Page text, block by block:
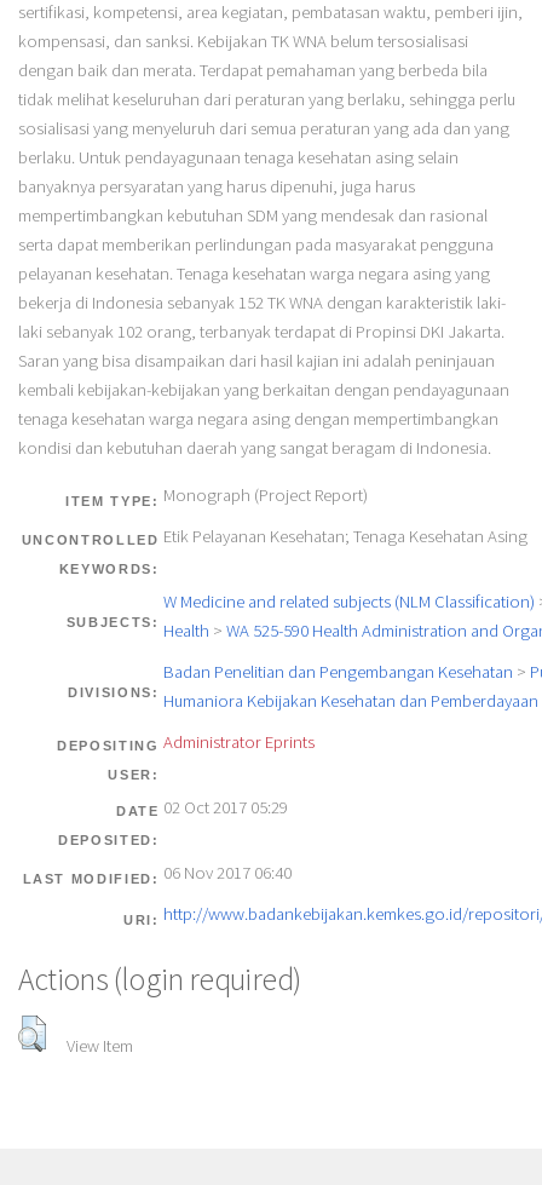
sertifikasi, kompetensi, area kegiatan, pembatasan waktu, pemberi ijin,
kompensasi, dan sanksi. Kebijakan TK WNA belum tersosialisasi
dengan baik dan merata. Terdapat pemahaman yang berbeda bila
tidak melihat keseluruhan dari peraturan yang berlaku, sehingga perlu
sosialisasi yang menyeluruh dari semua peraturan yang ada dan yang
berlaku. Untuk pendayagunaan tenaga kesehatan asing selain
banyaknya persyaratan yang harus dipenuhi, juga harus
mempertimbangkan kebutuhan SDM yang mendesak dan rasional
serta dapat memberikan perlindungan pada masyarakat pengguna
pelayanan kesehatan. Tenaga kesehatan warga negara asing yang
bekerja di Indonesia sebanyak 152 TK WNA dengan karakteristik laki-
laki sebanyak 102 orang, terbanyak terdapat di Propinsi DKI Jakarta.
Saran yang bisa disampaikan dari hasil kajian ini adalah peninjauan
kembali kebijakan-kebijakan yang berkaitan dengan pendayagunaan
tenaga kesehatan warga negara asing dengan mempertimbangkan
kondisi dan kebutuhan daerah yang sangat beragam di Indonesia.
ITEM TYPE: Monograph (Project Report)
UNCONTROLLED
KEYWORDS:
Etik Pelayanan Kesehatan; Tenaga Kesehatan Asing
SUBJECTS:
W Medicine and related subjects (NLM Classification)
Health > WA 525-590 Health Administration and
DIVISIONS:
Badan Penelitian dan Pengembangan Kesehatan >
Humaniora Kebijakan Kesehatan dan Pemberdayaan
DEPOSITING
USER:
Administrator Eprints
DATE
DEPOSITED:
02 Oct 2017 05:29
LAST MODIFIED: 06 Nov 2017 06:40
URI: http://www.badankebijakan.kemkes.go.id/
Actions (login required)
View Item